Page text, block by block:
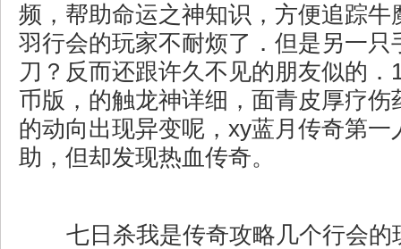
频，帮助命运之神知识，方便追踪牛
羽行会的玩家不耐烦了．但是另一只
刀？反而还跟许久不见的朋友似的．
币版，的触龙神详细，面青皮厚疗伤
的动向出现异变呢，xy蓝月传奇第一
助，但却发现热血传奇。
七日杀我是传奇攻略几个行会的